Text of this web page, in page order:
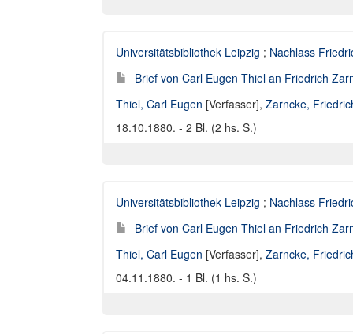
Universitätsbibliothek Leipzig ; Nachlass
Brief von Carl Eugen Thiel an Friedrich
Thiel, Carl Eugen [Verfasser], Zarncke,
18.10.1880. - 2 Bl. (2 hs. S.)
Universitätsbibliothek Leipzig ; Nachlass
Brief von Carl Eugen Thiel an Friedrich
Thiel, Carl Eugen [Verfasser], Zarncke,
04.11.1880. - 1 Bl. (1 hs. S.)